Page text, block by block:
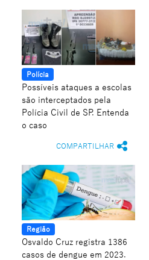
Polícia
Possíveis ataques a escolas
são interceptados pela
Polícia Civil de SP. Entenda
o caso
COMPARTILHAR
Região
Osvaldo Cruz registra 1386
casos de dengue em 2023.